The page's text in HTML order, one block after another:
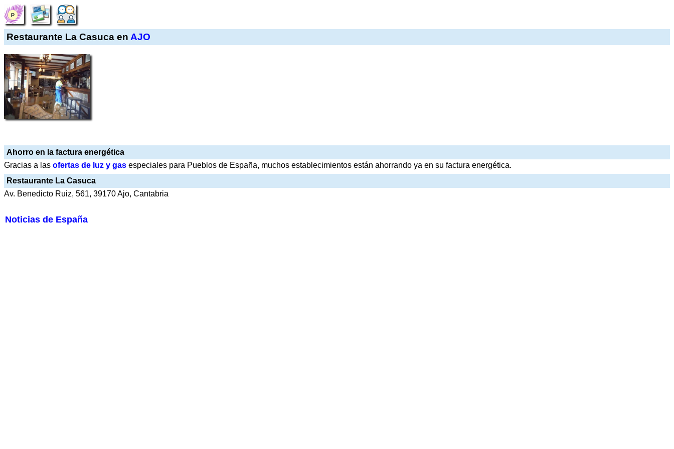
Restaurante La Casuca en AJO
Ahorro en la factura energética
Gracias a las ofertas de luz y gas especiales para Pueblos de España, muchos establecimientos están ahorrando ya en su factura energética.
Restaurante La Casuca
Av. Benedicto Ruiz, 561, 39170 Ajo, Cantabria
Noticias de España